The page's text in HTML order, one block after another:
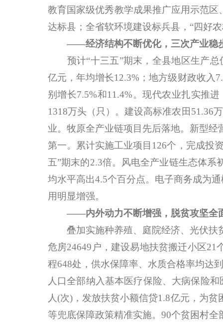
教育国家级优秀教学成果推广应用示范
达标县；全省软环境建设标兵县，“四好
——经济结构不断优化，三次产业稳
预计“十三五”期末，全县地区生产总
亿元，年均增长12.3%；地方级财政收入
别增长7.5%和11.4%。现代农业扎实推
1318万头（只）。建设高标准农田51.36
业。牧原全产业链项目先后落地。新型
第一。累计实施工业项目126个，完成投
五”期末的2.3倍。风电全产业链生态体
均水平高出4.5个百分点。电子商务成为
用明显增强。
——内外动力不断增强，脱贫攻坚全
叠加实施种养殖、庭院经济、光伏扶
危房24649户，建设易地扶贫搬迁小区21
程648处，供水保障率、水质合格率均达
人口全部纳入基本医疗保险、大病保险
人(次)，发放扶贫小额信贷1.8亿元，为
等兜底保障政策精准实施。90个贫困村